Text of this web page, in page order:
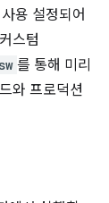
용 설정되어
스텀
를 통해 미리
와 프로덕션